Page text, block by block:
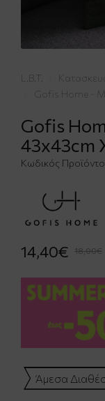
L.B.T.
Gofis Home -
Gofis
43x43cm
Κωδικός
14,40€ 18,00€
Άμεσα